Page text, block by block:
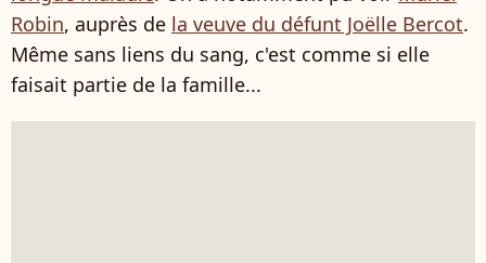
Robin, auprès de la veuve du défunt Joëlle Bercot.
Même sans liens du sang, c'est comme si elle
faisait partie de la famille...